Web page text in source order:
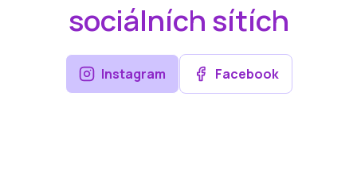
sociálních sítích
Instagram Facebook